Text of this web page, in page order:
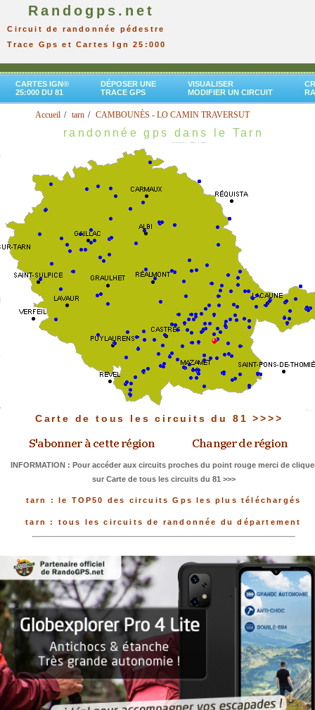
Randogps.net
Circuit de randonnée pédestre
Trace Gps et Cartes Ign 25:000
CARTES IGN®
25:000 DU 81
DÉPOSER UNE
TRACE GPS
VISUALISER
MODIFIER UN CIRCUIT
Accueil tarn CAMBOUNÈS - LO CAMIN TRAVERSUT
randonnée gps dans le Tarn
Carte de tous les circuits du 81 >>>>
INFORMATION : Pour accéder aux circuits proches du point rouge merci de
sur Carte de tous les circuits du 81 >>>
tarn : le TOP50 des circuits Gps les plus téléchargés
tarn : tous les circuits de randonnée du département